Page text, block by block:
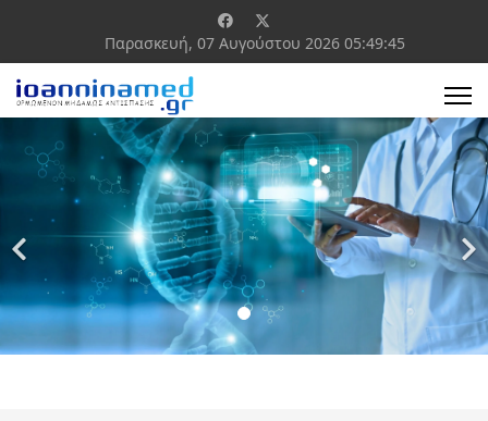
Παρασκευή, 07 Αυγούστου 2026 05:49:46